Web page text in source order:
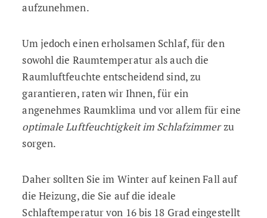
aufzunehmen.
Um jedoch einen erholsamen Schlaf, für den
sowohl die Raumtemperatur als auch die
Raumluftfeuchte entscheidend sind, zu
garantieren, raten wir Ihnen, für ein
angenehmes Raumklima und vor allem für eine
optimale Luftfeuchtigkeit im Schlafzimmerzu
sorgen.
Daher sollten Sie im Winter auf keinen Fall auf
die Heizung, die Sie auf die ideale
Schlaftemperatur von 16 bis 18 Grad eingestellt